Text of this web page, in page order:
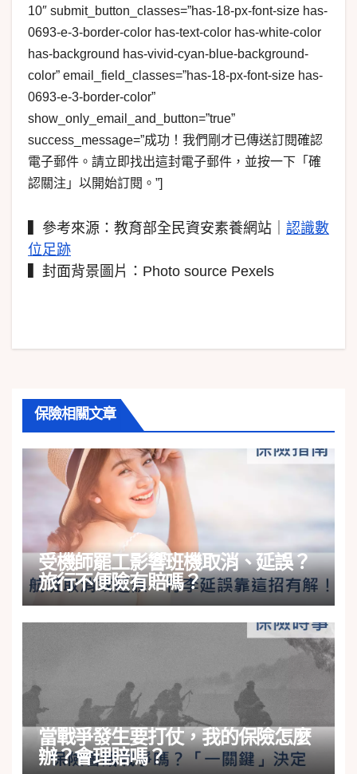
10″ submit_button_classes=”has-18-px-font-size has-
0693-e-3-border-color has-text-color has-white-color
has-background has-vivid-cyan-blue-background-
color” email_field_classes=”has-18-px-font-size has-
0693-e-3-border-color”
show_only_email_and_button=”true”
success_message=”成功！我們剛才已傳送訂閱確認
電子郵件。請立即找出這封電子郵件，並按一下「確
認關注」以開始訂閱。”]
▍參考來源：教育部全民資安素養網站｜ 認識數
位足跡
▍封面背景圖片：Photo source Pexels
保險相關文章
受機師罷工影響班機取消、延誤？
旅行不便險有賠嗎？
當戰爭發生要打仗，我的保險怎麼
辦？會理賠嗎？